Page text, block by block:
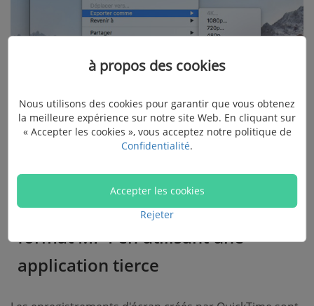
Les utilisateurs qui utilisent une ancienne
version de QuickTime peuvent modifier la qualité des
vidéo enregistrées dans le menu déroulant du
panneau de contrôle d'enregistrement.
Solution C - Convertir les vidéos
depuis le format MOV vers le
format MP4 en utilisant une
application tierce
à propos des cookies
Nous utilisons des cookies pour garantir que vous obtenez
la meilleure expérience sur notre site Web. En cliquant sur
« Accepter les cookies », vous acceptez notre politique de
Confidentialité.
Accepter les cookies
Rejeter